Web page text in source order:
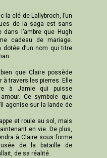
la clé de Lallybroch, l’un
de la saga est sans
l’ambre que Hugh
cadeau de mariage.
dotée d’un nom qui titre
que Claire possède
à travers les pierres. Elle
à Jamie qui puisse
Ce symbole que
agonise sur la lande de
et roule au sol, mais
en vie. De plus,
à Claire sous forme
de la bataille de
de sa réalité.